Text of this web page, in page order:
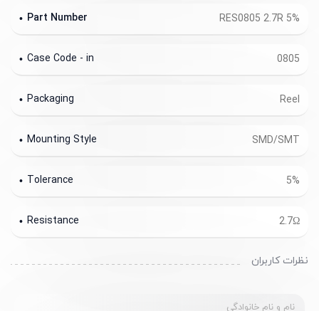
RES0805 2.7R 5%
Part Number
0805
Case Code - in
Reel
Packaging
SMD/SMT
Mounting Style
5%
Tolerance
2.7Ω
Resistance
نظرات کاربران